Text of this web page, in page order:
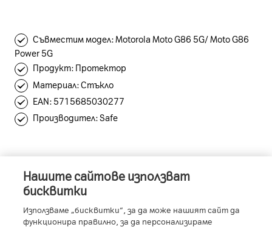
Съвместим модел: Motorola Moto G86 5G/ Moto G86
Power 5G
Продукт: Протектор
Материал: Стъкло
ЕAN: 5715685030277
Производител: Safe
Информация за устройството
Нашите сайтове използват
бисквитки
Използваме „бисквитки“, за да може нашият сайт да
функционира правилно, за да персонализираме